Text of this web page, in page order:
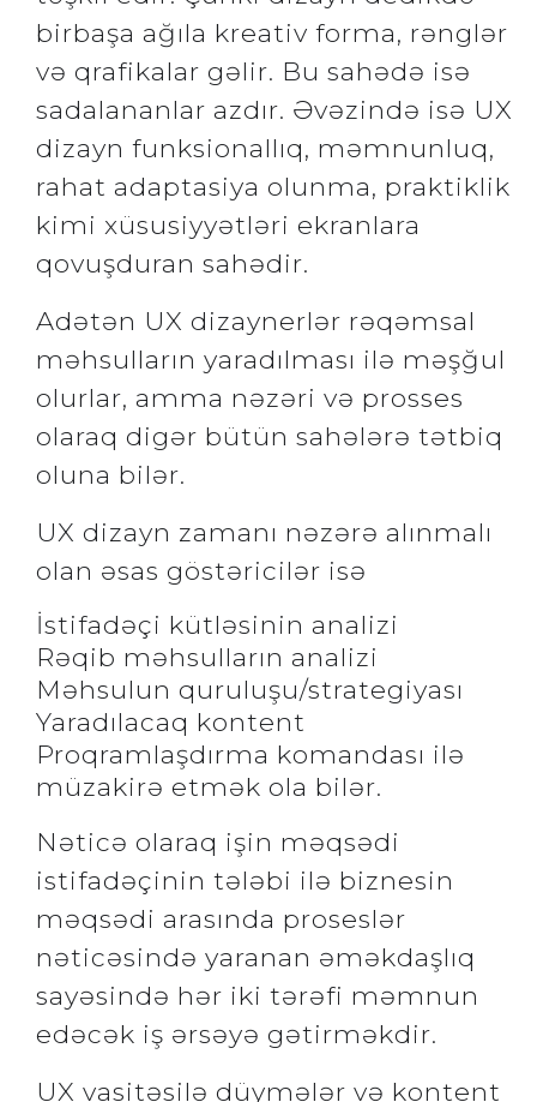
birbaşa ağıla kreativ forma, rənglər
və qrafikalar gəlir. Bu sahədə isə
sadalananlar azdır. Əvəzində isə UX
dizayn funksionallıq, məmnunluq,
rahat adaptasiya olunma, praktiklik
kimi xüsusiyyətləri ekranlara
qovuşduran sahədir.
Adətən UX dizaynerlər rəqəmsal
məhsulların yaradılması ilə məşğul
olurlar, amma nəzəri və prosses
olaraq digər bütün sahələrə tətbiq
oluna bilər.
UX dizayn zamanı nəzərə alınmalı
olan əsas göstəricilər isə
İstifadəçi kütləsinin analizi
Rəqib məhsulların analizi
Məhsulun quruluşu/strategiyası
Yaradılacaq kontent
Proqramlaşdırma komandası ilə
müzakirə etmək ola bilər.
Nəticə olaraq işin məqsədi
istifadəçinin tələbi ilə biznesin
məqsədi arasında proseslər
nəticəsində yaranan əməkdaşlıq
sayəsində hər iki tərəfi məmnun
edəcək iş ərsəyə gətirməkdir.
UX vasitəsilə düymələr və kontent